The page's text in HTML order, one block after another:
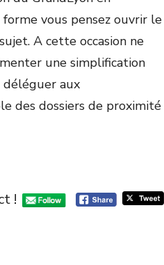
vous pensez ouvrir le
A cette occasion ne
une simplification
aux
des dossiers de proximité
!